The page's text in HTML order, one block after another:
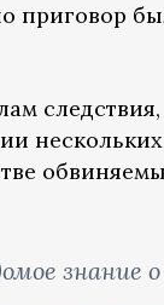
приговор
следствия,
знание о